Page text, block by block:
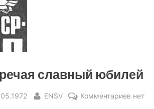
славный юбилей
By
ENSV Комментариев кнет